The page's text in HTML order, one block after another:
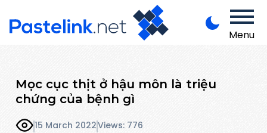
Menu
Mọc cục thịt ở hậu môn là triệu
chứng của bệnh gì
15 March 2022Views: 776